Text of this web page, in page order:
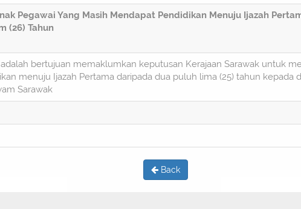
Pegawai Yang Masih Mendapat Pendidikan Menuju Ijazah
(26) Tahun
bertujuan memaklumkan keputusan Kerajaan Sarawak untuk
menuju Ijazah Pertama daripada dua puluh lima (25) tahun
Sarawak
Back